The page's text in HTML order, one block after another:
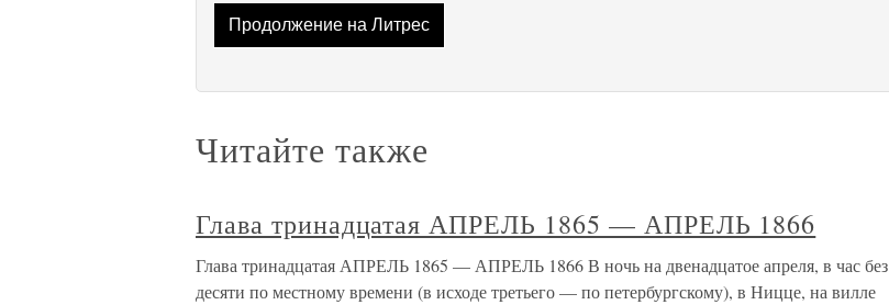
Продолжение на Литрес
Читайте также
Глава тринадцатая АПРЕЛЬ 1865 — АПРЕЛЬ 1866
Глава тринадцатая АПРЕЛЬ 1865 — АПРЕЛЬ 1866 В ночь на двенадцатое апреля, в час без
десяти по местному времени (в исходе третьего — по петербургскому), в Ницце, на вилле